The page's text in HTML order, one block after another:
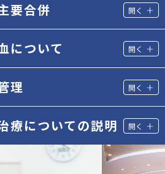
要合併
について
理
療についての説明